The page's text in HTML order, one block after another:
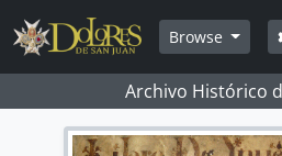
Skip to main content
Browse
Archivo Histórico